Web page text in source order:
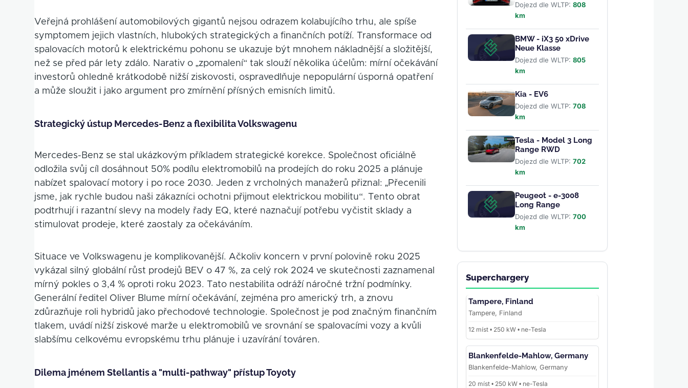
Veřejná prohlášení automobilových gigantů nejsou odrazem kolabujícího trhu, ale spíše
symptomem jejich vlastních, hlubokých strategických a finančních potíží. Transformace od
spalovacích motorů k elektrickému pohonu se ukazuje být mnohem nákladnější a složitější,
než se před pár lety zdálo. Narativ o „zpomalení“ tak slouží několika účelům: mírní očekávání
investorů ohledně krátkodobě nižší ziskovosti, ospravedlňuje nepopulární úsporná opatření
a může sloužit i jako argument pro zmírnění přísných emisních limitů.
Strategický ústup Mercedes-Benz a flexibilita Volkswagenu
Mercedes-Benz se stal ukázkovým příkladem strategické korekce. Společnost oficiálně
odložila svůj cíl dosáhnout 50% podílu elektromobilů na prodejích do roku 2025 a plánuje
nabízet spalovací motory i po roce 2030. Jeden z vrcholných manažerů přiznal: „Přecenili
jsme, jak rychle budou naši zákazníci ochotni přijmout elektrickou mobilitu“. Tento obrat
podtrhují i razantní slevy na modely řady EQ, které naznačují potřebu vyčistit sklady a
stimulovat prodeje, které zaostaly za očekáváním.
Situace ve Volkswagenu je komplikovanější. Ačkoliv koncern v první polovině roku 2025
vykázal silný globální růst prodejů BEV o 47 %, za celý rok 2024 ve skutečnosti zaznamenal
mírný pokles o 3,4 % oproti roku 2023. Tato nestabilita odráží náročné tržní podmínky.
Generální ředitel Oliver Blume mírní očekávání, zejména pro americký trh, a znovu
zdůrazňuje roli hybridů jako přechodové technologie. Společnost je pod značným finančním
tlakem, uvádí nižší ziskové marže u elektromobilů ve srovnání se spalovacími vozy a kvůli
slabšímu celkovému evropskému trhu plánuje i uzavírání továren.
Dilema jménem Stellantis a "multi-pathway" přístup Toyoty
Dojezd dle WLTP: 808
km
BMW - iX3 50 xDrive
Neue Klasse
Dojezd dle WLTP: 805
km
Kia - EV6
Dojezd dle WLTP: 708
km
Tesla - Model 3 Long
Range RWD
Dojezd dle WLTP: 702
km
Peugeot - e-3008
Long Range
Dojezd dle WLTP: 700
km
Superchargery
Tampere, Finland
Tampere, Finland
12 míst • 250 kW • ne-Tesla
Blankenfelde-Mahlow, Germany
Blankenfelde-Mahlow, Germany
20 míst • 250 kW • ne-Tesla